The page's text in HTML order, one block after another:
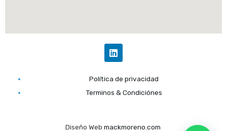
L
i
k
e
d
Política de privacidad
Terminos & Condiciónes
Diseño Web mackmoreno.com